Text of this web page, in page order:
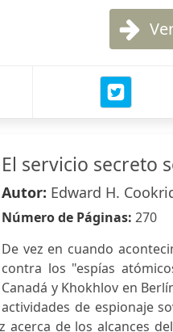
El servicio secreto
Autor: Edward H.
Número de Páginas: 270
De vez en cuando
contra los "espías
Canadá y Khokhlov en
actividades de espionaje
acerca de los alcances